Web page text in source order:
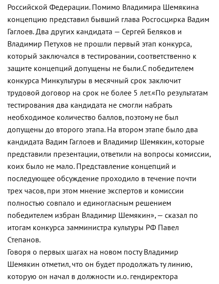
Российской Федерации. Помимо Владимира Шемякина
концепцию представил бывший глава Росгосцирка Вадим
Гаглоев. Два других кандидата — Сергей Беляков и
Владимир Петухов не прошли первый этап конкурса,
который заключался в тестировании, соответственно к
защите концепций допущены не были.С победителем
конкурса Минкультуры в месячный срок заключит
трудовой договор на срок не более 5 лет.«По результатам
тестирования два кандидата не смогли набрать
необходимое количество баллов, поэтому не был
допущены до второго этапа. На втором этапе было два
кандидата Вадим Гаглоев и Владимир Шемякин, которые
представили презентации, ответили на вопросы комиссии,
коих было не мало. Представление концепций и
последующее обсуждение проходило в течение почти
трех часов, при этом мнение экспертов и комиссии
полностью совпало и единогласным решением
победителем избран Владимир Шемякин», — сказал по
итогам конкурса замминистра культуры РФ Павел
Степанов.
Говоря о первых шагах на новом посту Владимир
Шемякин отметил, что он будет продолжать ту линию,
которую он начал в должности и.о. гендиректора